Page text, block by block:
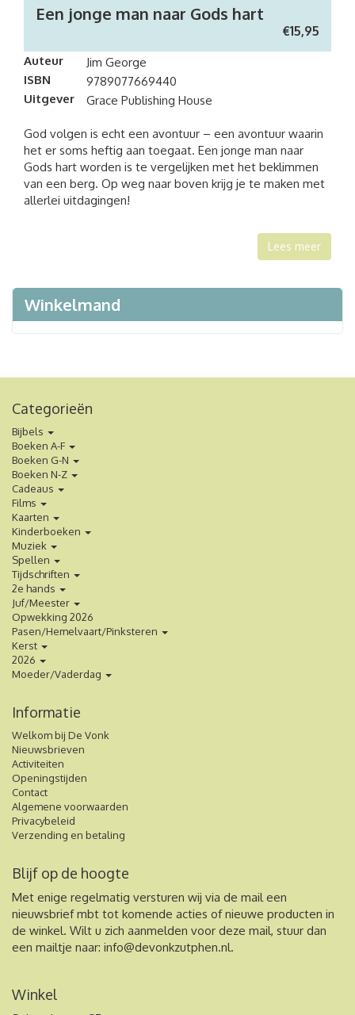
Een jonge man naar Gods hart
€15,95
Auteur
Jim George
ISBN
9789077669440
Uitgever
Grace Publishing House
God volgen is echt een avontuur – een avontuur waarin
het er soms heftig aan toegaat. Een jonge man naar
Gods hart worden is te vergelijken met het beklimmen
van een berg. Op weg naar boven krijg je te maken met
allerlei uitdagingen!
Lees meer
Winkelmand
Categorieën
Bijbels
Boeken A-F
Boeken G-N
Boeken N-Z
Cadeaus
Films
Kaarten
Kinderboeken
Muziek
Spellen
Tijdschriften
2e hands
Juf/Meester
Opwekking 2026
Pasen/Hemelvaart/Pinksteren
Kerst
2026
Moeder/Vaderdag
Informatie
Welkom bij De Vonk
Nieuwsbrieven
Activiteiten
Openingstijden
Contact
Algemene voorwaarden
Privacybeleid
Verzending en betaling
Blijf op de hoogte
Met enige regelmatig versturen wij via de mail een
nieuwsbrief mbt tot komende acties of nieuwe producten in
de winkel. Wilt u zich aanmelden voor deze mail, stuur dan
een mailtje naar: info@devonkzutphen.nl.
Winkel